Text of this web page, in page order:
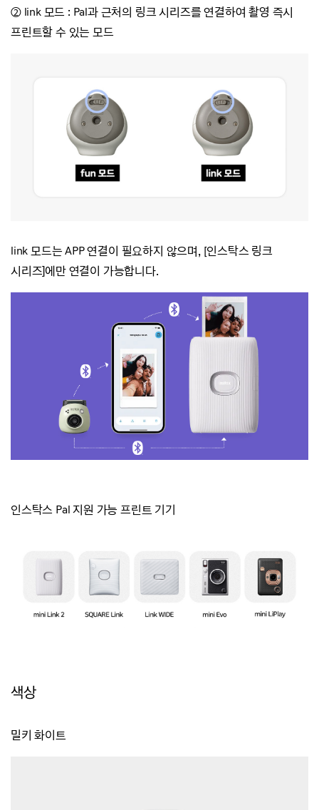
② link 모드 : Pal과 근처의 링크 시리즈를 연결하여 촬영 즉시
프린트할 수 있는 모드
link 모드는 APP 연결이 필요하지 않으며, [인스탁스 링크
시리즈]에만 연결이 가능합니다.
인스탁스 Pal 지원 가능 프린트 기기
색상
밀키 화이트